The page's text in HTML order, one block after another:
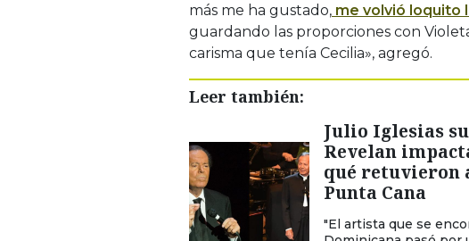
más me ha gustado, me volvió loquito
guardando las proporciones con
carisma que tenía Cecilia», agregó.
Leer también:
Julio Iglesias
Revelan
qué retuvieron
Punta Cana
"El artista que se